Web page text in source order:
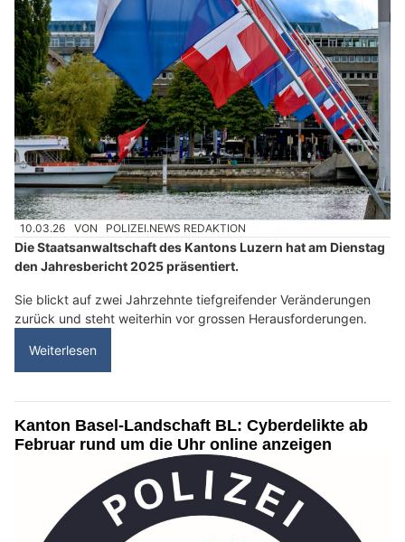
10.03.26 VON POLIZEI.NEWS REDAKTION
Die Staatsanwaltschaft des Kantons Luzern hat am Dienstag
den Jahresbericht 2025 präsentiert.
Sie blickt auf zwei Jahrzehnte tiefgreifender Veränderungen
zurück und steht weiterhin vor grossen Herausforderungen.
Weiterlesen
Kanton Basel-Landschaft BL: Cyberdelikte ab
Februar rund um die Uhr online anzeigen